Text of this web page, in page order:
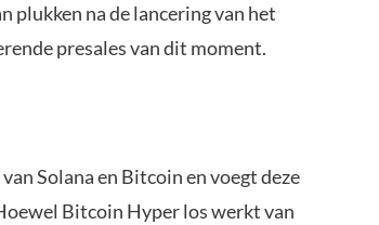
plukken na de lancering van het
presales van dit moment.
Solana en Bitcoin en voegt deze
Bitcoin Hyper los werkt van